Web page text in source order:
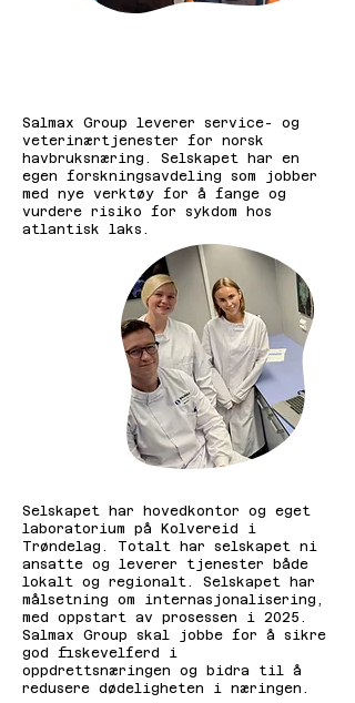
Salmax Group leverer service- og
veterinærtjenester for norsk
havbruksnæring. Selskapet har en
egen forskningsavdeling som jobber
med nye verktøy for å fange og
vurdere risiko for sykdom hos
atlantisk laks.
Selskapet har hovedkontor og eget
laboratorium på Kolvereid i
Trøndelag. Totalt har selskapet ni
ansatte og leverer tjenester både
lokalt og regionalt. Selskapet har
målsetning om internasjonalisering,
med oppstart av prosessen i 2025.
Salmax Group skal jobbe for å sikre
god fiskevelferd i
oppdrettsnæringen og bidra til å
redusere dødeligheten i næringen.